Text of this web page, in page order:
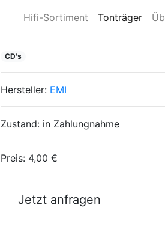
Hifi-Sortiment Tonträger
CD's
Hersteller: EMI
Zustand:in Zahlungnahme
Preis: 4,00 €
Jetzt anfragen